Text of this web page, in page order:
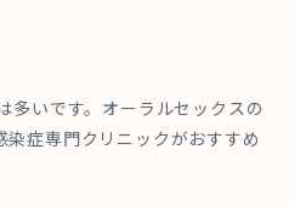
多いです。オーラルセックスの
症専門クリニックがおすすめ